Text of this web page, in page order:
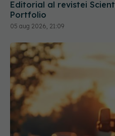
05 aug 2026, 21:09